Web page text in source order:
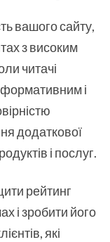
вашого сайту,
з високим
читачі
і
додаткової
і послуг.
рейтинг
і зробити його
які